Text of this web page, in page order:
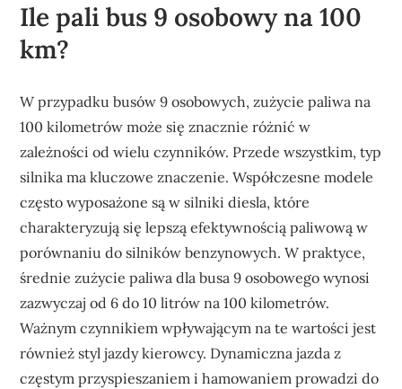
Ile pali bus 9 osobowy na 100
km?
W przypadku busów 9 osobowych, zużycie paliwa na
100 kilometrów może się znacznie różnić w
zależności od wielu czynników. Przede wszystkim, typ
silnika ma kluczowe znaczenie. Współczesne modele
często wyposażone są w silniki diesla, które
charakteryzują się lepszą efektywnością paliwową w
porównaniu do silników benzynowych. W praktyce,
średnie zużycie paliwa dla busa 9 osobowego wynosi
zazwyczaj od 6 do 10 litrów na 100 kilometrów.
Ważnym czynnikiem wpływającym na te wartości jest
również styl jazdy kierowcy. Dynamiczna jazda z
częstym przyspieszaniem i hamowaniem prowadzi do